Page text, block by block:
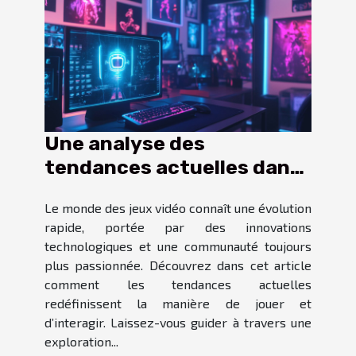
Une analyse des
tendances actuelles dans
Le monde des jeux vidéo connaît une évolution
rapide, portée par des innovations
technologiques et une communauté toujours
plus passionnée. Découvrez dans cet article
comment les tendances actuelles
redéfinissent la manière de jouer et
d’interagir. Laissez-vous guider à travers une
exploration...